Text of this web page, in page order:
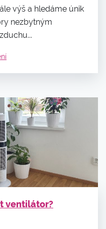
výš a hledáme únik
nezbytným
ventilátor?